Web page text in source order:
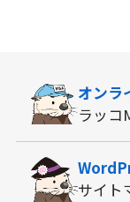
オンラ
ラッコ
サイト